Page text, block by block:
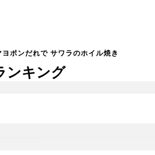
ヨポンだれで サワラのホイル焼き
ンキング